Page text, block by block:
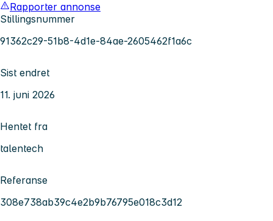
Rapporter annonse
Stillingsnummer
91362c29-51b8-4d1e-84ae-2605462f1a6c
Sist endret
11. juni 2026
Hentet fra
talentech
Referanse
308e738ab39c4e2b9b76795e018c3d12